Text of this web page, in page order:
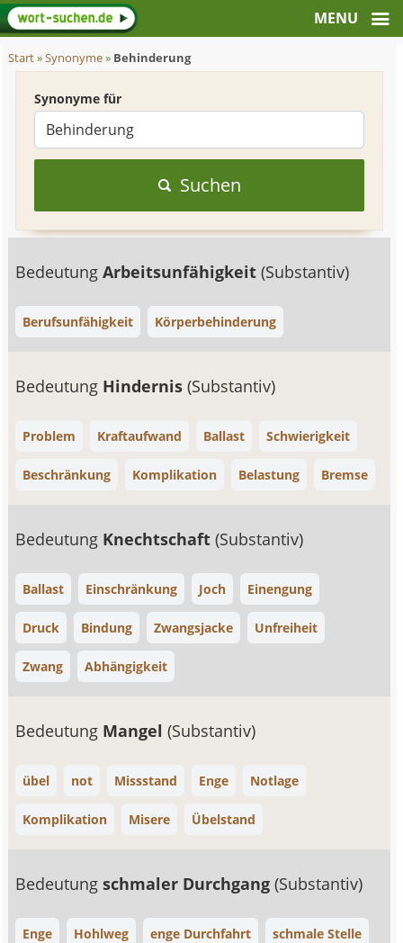
Start»Synonyme» Behinderung
Synonyme für
Suchen
BedeutungArbeitsunfähigkeit(Substantiv)
Berufsunfähigkeit Körperbehinderung
Bedeutung Hindernis(Substantiv)
Problem Kraftaufwand Ballast Schwierigkeit
Beschränkung Komplikation Belastung Bremse
Bedeutung Knechtschaft(Substantiv)
Ballast Einschränkung Joch Einengung
Druck Bindung Zwangsjacke Unfreiheit
Zwang Abhängigkeit
Bedeutung Mangel(Substantiv)
übel not Missstand Enge Notlage
Komplikation Misere Übelstand
Bedeutungschmaler Durchgang(Substantiv)
Enge Hohlweg enge Durchfahrt schmale Stelle